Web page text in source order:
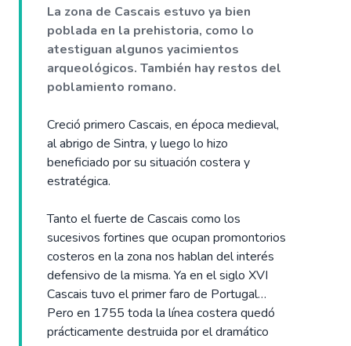
La zona de Cascais estuvo ya bien
poblada en la prehistoria, como lo
atestiguan algunos yacimientos
arqueológicos. También hay restos del
poblamiento romano.
Creció primero Cascais, en época medieval,
al abrigo de Sintra, y luego lo hizo
beneficiado por su situación costera y
estratégica.
Tanto el fuerte de Cascais como los
sucesivos fortines que ocupan promontorios
costeros en la zona nos hablan del interés
defensivo de la misma. Ya en el siglo XVI
Cascais tuvo el primer faro de Portugal…
Pero en 1755 toda la línea costera quedó
prácticamente destruida por el dramático